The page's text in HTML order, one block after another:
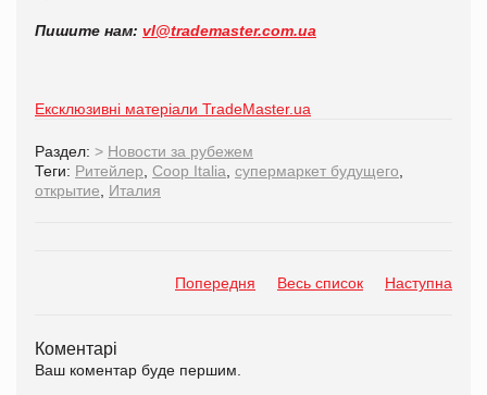
Пишите нам: vl@trademaster.com.ua
Ексклюзивні матеріали TradeMaster.ua
Раздел: > Новости за рубежем
Теги: Ритейлер, Coop Italia, супермаркет будущего,
открытие, Италия
Попередня Весь список Наступна
Коментарі
Ваш коментар буде першим.